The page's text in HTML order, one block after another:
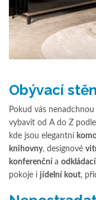
Obývací
Pokud vás nenadchnou
vybavit od A do Z
kde jsou elegantní
knihovny, designové
konferenční a odkládací
pokoje i jídelní kout,